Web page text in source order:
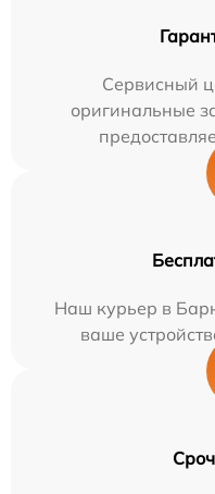
Сервисный
оригинальные
Наш курьер в
ваше